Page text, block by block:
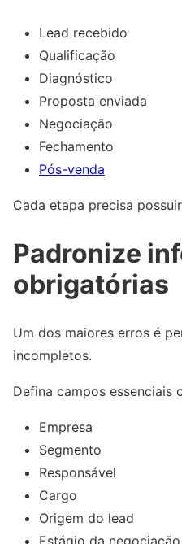
Lead recebido
Qualificação
Diagnóstico
Proposta enviada
Negociação
Fechamento
Pós-venda
Cada etapa precisa
Padronize
obrigatórias
Um dos maiores erros é
incompletos.
Defina campos essenciais
Empresa
Segmento
Responsável
Cargo
Origem do lead